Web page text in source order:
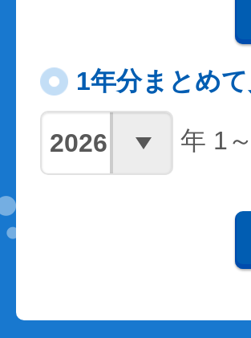
1年分まとめ
年 1